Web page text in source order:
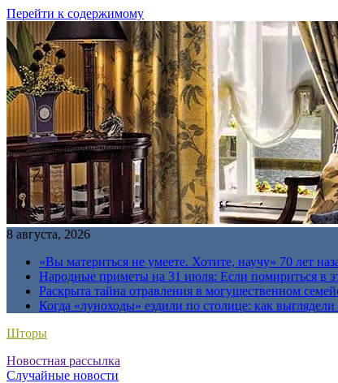
Перейти к содержимому
8 августа, 2026
«Вы материться не умеете. Хотите, научу» 70 лет
Народные приметы на 31 июля: Если помириться в
Раскрыта тайна отравления в могущественном
Когда «луноходы» ездили по столице: как
Шторы
Новостная рассылка
Случайные новости